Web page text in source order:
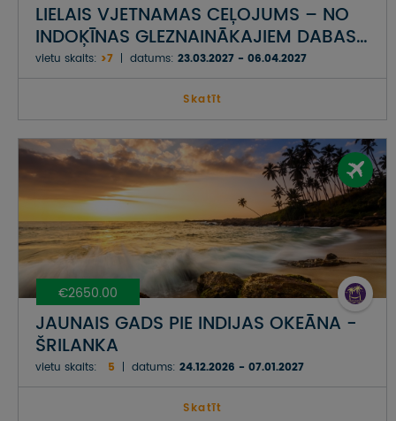
LIELAIS VJETNAMAS CEĻOJUMS – NO
INDOĶĪNAS GLEZNAINĀKAJIEM DABAS
SKATIEM LĪDZ KOLORĪTĀKAJĀM CILTĪM
vietu skaits: >7 datums: 23.03.2027 - 06.04.2027
Skatīt
€2650.00
JAUNAIS GADS PIE INDIJAS OKEĀNA -
ŠRILANKA
vietu skaits: 5 datums: 24.12.2026 - 07.01.2027
Skatīt